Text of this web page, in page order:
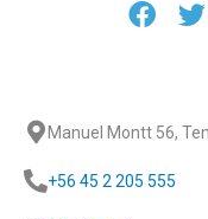
Manuel Montt 56,
+56 45 2 205 555